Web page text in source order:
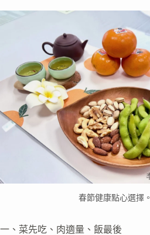
春節健康點心選擇。
一、菜先吃、肉適量、飯最後